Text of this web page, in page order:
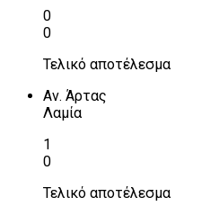
0
0
Τελικό αποτέλεσμα
Αν. Άρτας
Λαμία
1
0
Τελικό αποτέλεσμα